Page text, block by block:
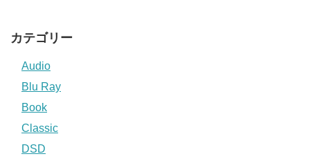
カテゴリー
Audio
Blu Ray
Book
Classic
DSD